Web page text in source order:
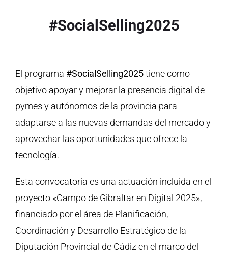
#SocialSelling2025
El programa #SocialSelling2025tiene como
objetivo apoyar y mejorar la presencia digital de
pymes y autónomos de la provincia para
adaptarse a las nuevas demandas del mercado y
aprovechar las oportunidades que ofrece la
tecnología.
Esta convocatoria es una actuación incluida en el
proyecto «Campo de Gibraltar en Digital 2025»,
financiado por el área de Planificación,
Coordinación y Desarrollo Estratégico de la
Diputación Provincial de Cádiz en el marco del